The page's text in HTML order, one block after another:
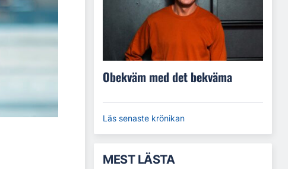
Obekväm med det bekväma
Läs senaste krönikan
MEST LÄSTA